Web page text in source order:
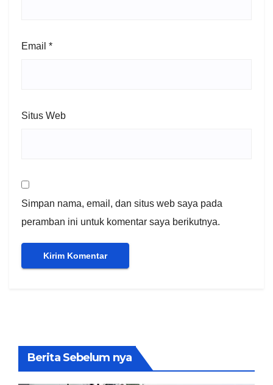
Email *
Situs Web
Simpan nama, email, dan situs web saya pada
peramban ini untuk komentar saya berikutnya.
Berita Sebelum nya